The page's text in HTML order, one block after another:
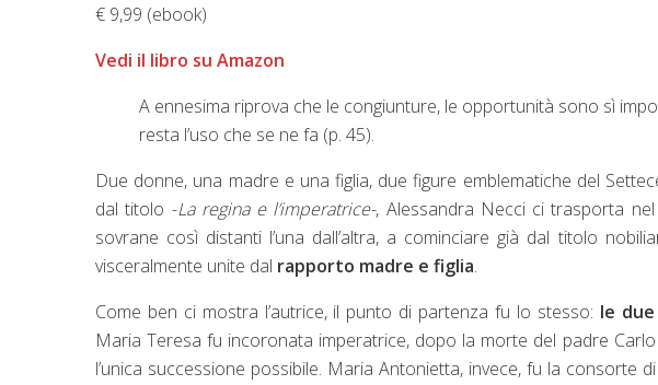
€ 9,99 (ebook)
Vedi il libro su Amazon
A ennesima riprova che le congiunture, le opportunità sono sì
resta l’uso che se ne fa (p. 45).
Due donne, una madre e una figlia, due figure emblematiche del
dal titolo -La regina e l’imperatrice-, Alessandra Necci ci trasporta
sovrane così distanti l’una dall’altra, a cominciare già dal titolo
visceralmente unite dal rapporto madre e figlia.
Come ben ci mostra l’autrice, il punto di partenza fu lo stesso: le
Maria Teresa fu incoronata imperatrice, dopo la morte del padre
l’unica successione possibile. Maria Antonietta, invece, fu la consorte